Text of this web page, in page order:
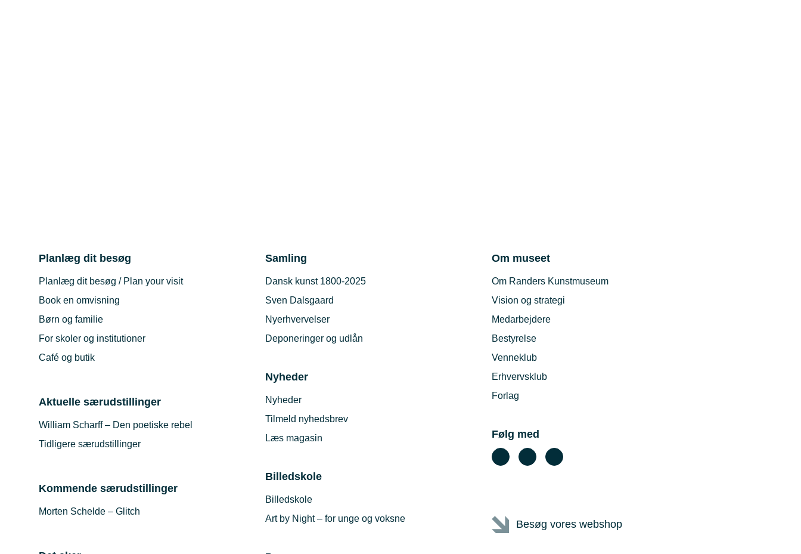
Planlæg dit besøg
Planlæg dit besøg / Plan your visit
Book en omvisning
Børn og familie
For skoler og institutioner
Café og butik
Aktuelle særudstillinger
William Scharff – Den poetiske rebel
Tidligere særudstillinger
Kommende særudstillinger
Morten Schelde – Glitch
Samling
Dansk kunst 1800-2025
Sven Dalsgaard
Nyerhvervelser
Deponeringer og udlån
Nyheder
Nyheder
Tilmeld nyhedsbrev
Læs magasin
Billedskole
Billedskole
Art by Night – for unge og voksne
Om museet
Om Randers Kunstmuseum
Vision og strategi
Medarbejdere
Bestyrelse
Venneklub
Erhvervsklub
Forlag
Følg med
Besøg vores webshop